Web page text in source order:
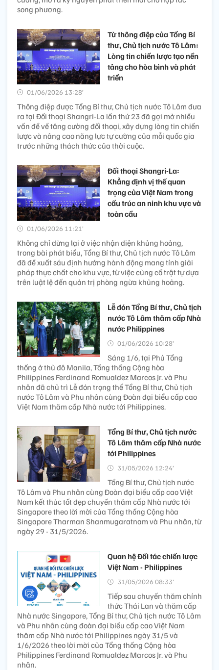
song phương.
Từ thông điệp của Tổng Bí
thư, Chủ tịch nước Tô Lâm:
Lòng tin chiến lược tạo nền
tảng cho hòa bình và phát
triển
01/06/2026 13:28’
Thông điệp được Tổng Bí thư, Chủ tịch nước Tô Lâm đưa
ra tại Đối thoại Shangri-La lần thứ 23 đã gợi mở nhiều
vấn đề về tăng cường đối thoại, xây dựng lòng tin chiến
lược và nâng cao năng lực tự cường của mỗi quốc gia
trước những thách thức của thời cuộc.
Đối thoại Shangri-La:
Khẳng định vị thế quan
trọng của Việt Nam trong
cấu trúc an ninh khu vực và
toàn cầu
01/06/2026 11:21’
Không chỉ dừng lại ở việc nhận diện khủng hoảng,
trong bài phát biểu, Tổng Bí thư, Chủ tịch nước Tô Lâm
đã đề xuất sáu định hướng hành động mang tính giải
pháp thực chất cho khu vực, từ việc củng cố trật tự dựa
trên luật lệ đến quản trị phòng ngừa khủng hoảng.
Lễ đón Tổng Bí thư, Chủ tịch
nước Tô Lâm thăm cấp Nhà
nước Philippines
01/06/2026 10:28’
Sáng 1/6, tại Phủ Tổng
thống ở thủ đô Manila, Tổng thống Cộng hòa
Philippines Ferdinand Romualdez Marcos Jr. và Phu
nhân đã chủ trì Lễ đón trọng thể Tổng Bí thư, Chủ tịch
nước Tô Lâm và Phu nhân cùng Đoàn đại biểu cấp cao
Việt Nam thăm cấp Nhà nước tới Philippines.
Tổng Bí thư, Chủ tịch nước
Tô Lâm thăm cấp Nhà nước
tới Philippines
31/05/2026 12:24’
Tổng Bí thư, Chủ tịch nước
Tô Lâm và Phu nhân cùng Đoàn đại biểu cấp cao Việt
Nam kết thúc tốt đẹp chuyến thăm cấp Nhà nước tới
Singapore theo lời mời của Tổng thống Cộng hòa
Singapore Tharman Shanmugaratnam và Phu nhân, từ
ngày 29 - 31/5/2026.
Quan hệ Đối tác chiến lược
Việt Nam - Philippines
31/05/2026 08:33’
Tiếp sau chuyến thăm chính
thức Thái Lan và thăm cấp
Nhà nước Singapore, Tổng Bí thư, Chủ tịch nước Tô Lâm
và Phu nhân cùng đoàn đại biểu cấp cao Việt Nam
thăm cấp Nhà nước tới Philippines ngày 31/5 và
1/6/2026 theo lời mời của Tổng thống Cộng hòa
Philippines Ferdinand Romualdez Marcos Jr. và Phu
nhân.